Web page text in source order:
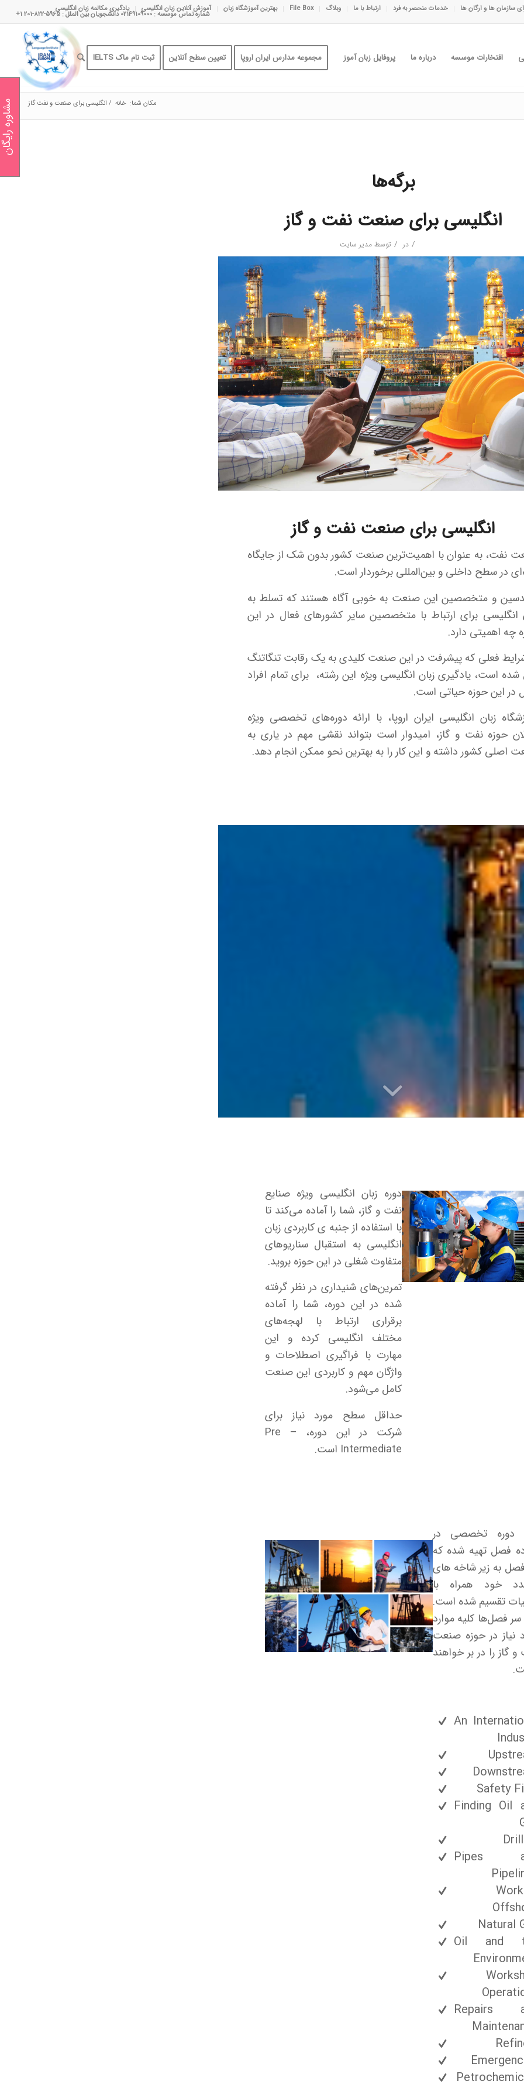
سازمان ها و ارگان ها خدمات منحصر به فرد ارتباط با ما وبلاگ File Box بهترین آموزشگاه زبان آموزش آنلاین زبان انگلیسی یادگیری مکالمه زبان انگلیسی
شماره تماس موسسه : 02149109000 دانشجویان بین الملل : 5965-822-201 1+
افتخارات موسسه درباره ما پروفایل زبان آموز مجموعه مدارس ایران اروپا تعیین سطح آنلاین ثبت نام ماک IELTS
مکان شما: خانه / انگلیسی برای صنعت و نفت گاز
برگه‌ها
انگلیسی برای صنعت نفت و گاز
/ در / توسطمدیر سایت
انگلیسی برای صنعت نفت و گاز
نفت، به عنوان با اهمیت‌ترین صنعت کشور بدون شک از جایگاه
در سطح داخلی و بین‌المللی برخوردار است.
و متخصصین این صنعت به خوبی آگاه هستند که تسلط به
انگلیسی برای ارتباط با متخصصین سایر کشورهای فعال در این
چه اهمیتی دارد.
فعلی که پیشرفت در این صنعت کلیدی به یک رقابت تنگاتنگ
است، یادگیری زبان انگلیسی ویژه این رشته، برای تمام افراد
در این حوزه حیاتی است.
زبان انگلیسی ایران اروپا، با ارائه دوره‌های تخصصی ویژه
حوزه نفت و گاز، امیدوار است بتواند نقشی مهم در یاری به
اصلی کشور داشته و این کار را به بهترین نحو ممکن انجام دهد.
دوره زبان انگلیسی ویژه صنایع
نفت و گاز، شما را آماده می‌کند تا
با استفاده از جنبه ی کاربردی زبان
انگلیسی به استقبال سناریوهای
متفاوت شغلی در این حوزه بروید.
تمرین‌های شنیداری در نظر گرفته
شده در این دوره، شما را آماده
برقراری ارتباط با لهجه‌های
مختلف انگلیسی کرده و این
مهارت با فراگیری اصطلاحات و
واژگان مهم و کاربردی این صنعت
کامل می‌شود.
حداقل سطح مورد نیاز برای
شرکت در این دوره، Pre –
Intermediate است.
دوره تخصصی در
فصل تهیه شده که
به زیر شاخه های
خود همراه با
تقسیم شده است.
سر فصل‌ها کلیه موارد
نیاز در حوزه صنعت
گاز را در بر خواهند
An
Safety
Finding Oil
Pipes
Natural
Oil and
Repairs